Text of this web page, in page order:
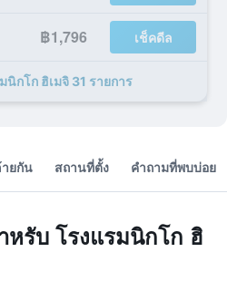
฿1,796 เช็คดีล
นิกโก ฮิเมจิ 31 รายการ
ยกัน สถานที่ตั้ง คำถามที่พบบ่อย
รับ โรงแรมนิกโก ฮิ